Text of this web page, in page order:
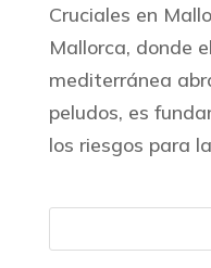
Cruciales en
Mallorca, donde
mediterránea
peludos, es
los riesgos para